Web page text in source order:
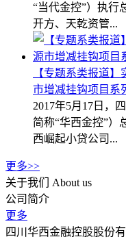
“当代金控”）执行
开方、天乾资管...
【专题系类报道
市增减挂钩项目系
2017年5月17日，
简称“华西金控”）
西崛起小贷公司...
更多>>
关于我们
About us
公司简介
更多
四川华西金融控股股份